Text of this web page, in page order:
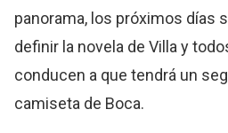
panorama, los próximos días
definir la novela de Villa y
conducen a que tendrá un
camiseta de Boca.